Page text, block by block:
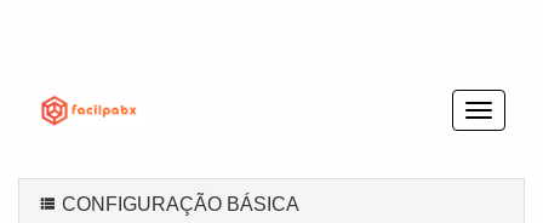
CONFIGURAÇÃO BÁSICA